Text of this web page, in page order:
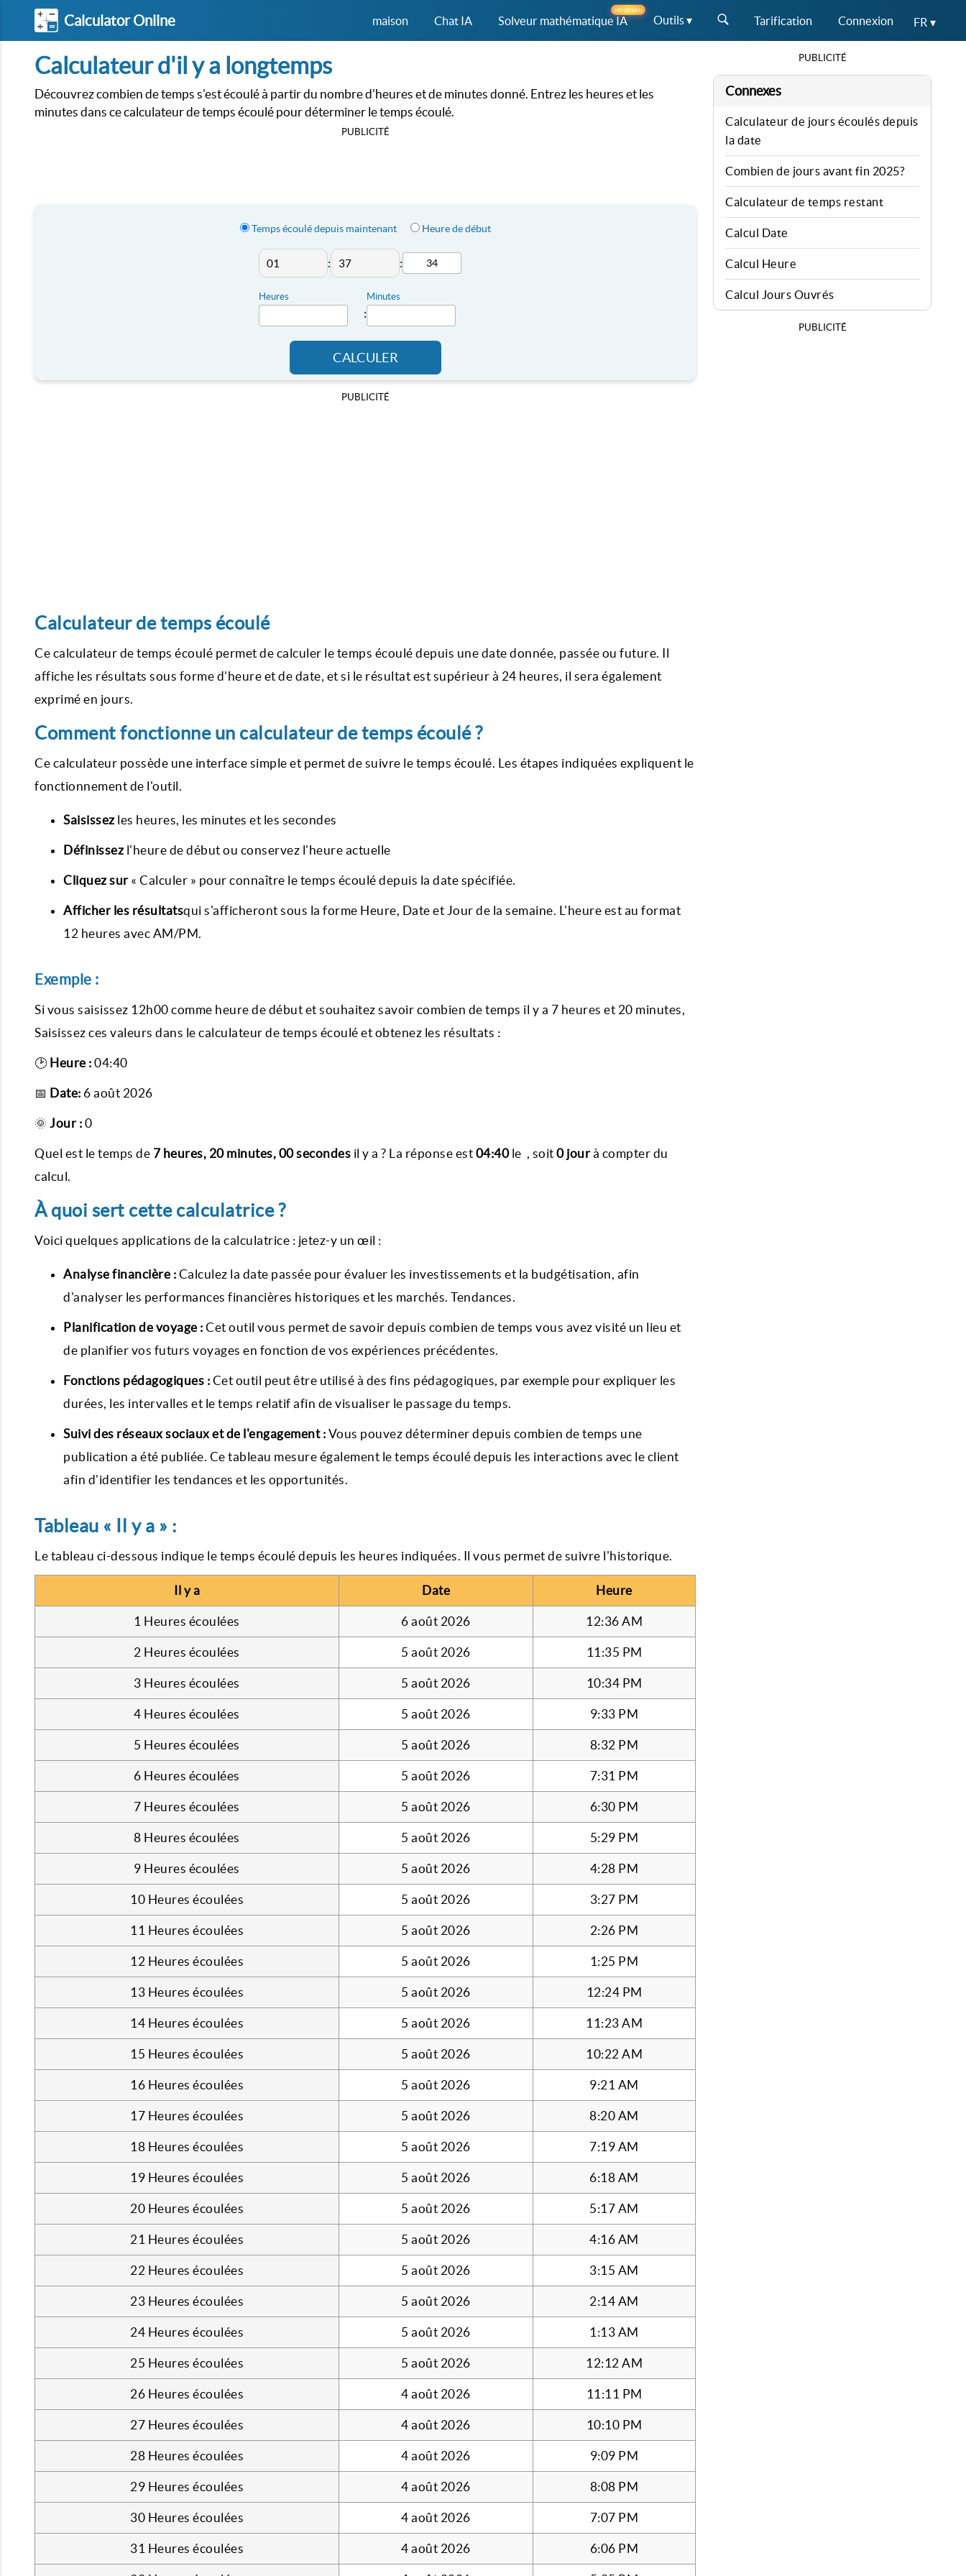
Calculator Online maison Chat IA Solveur mathématique IA
NOUVEAU
Outils ▾ Tarification Connexion FR ▾
Calculateur d'il y a longtemps
Découvrez combien de temps s'est écoulé à partir du nombre d'heures et de minutes donné. Entrez les heures et les
minutes dans ce calculateur de temps écoulé pour déterminer le temps écoulé.
PUBLICITÉ
Temps écoulé depuis maintenant Heure de début
: :
Heures
:
Minutes
CALCULER
PUBLICITÉ
Calculateur de temps écoulé
Ce calculateur de temps écoulé permet de calculer le temps écoulé depuis une date donnée, passée ou future. Il
affiche les résultats sous forme d'heure et de date, et si le résultat est supérieur à 24 heures, il sera également
exprimé en jours.
Comment fonctionne un calculateur de temps écoulé ?
Ce calculateur possède une interface simple et permet de suivre le temps écoulé. Les étapes indiquées expliquent le
fonctionnement de l'outil.
Saisissez les heures, les minutes et les secondes
Définissez l'heure de début ou conservez l'heure actuelle
Cliquez sur« Calculer » pour connaître le temps écoulé depuis la date spécifiée.
Afficher les résultatsqui s'afficheront sous la forme Heure, Date et Jour de la semaine. L'heure est au format
12 heures avec AM/PM.
Exemple :
Si vous saisissez 12h00 comme heure de début et souhaitez savoir combien de temps il y a 7 heures et 20 minutes,
Saisissez ces valeurs dans le calculateur de temps écoulé et obtenez les résultats :
🕑 Heure : 04:40
📅 Date: 6 août 2026
🌞 Jour : 0
Quel est le temps de 7 heures, 20 minutes, 00 secondes il y a ? La réponse est 04:40le , soit 0 jourà compter du
calcul.
À quoi sert cette calculatrice ?
Voici quelques applications de la calculatrice : jetez-y un œil :
Analyse financière : Calculez la date passée pour évaluer les investissements et la budgétisation, afin
d'analyser les performances financières historiques et les marchés. Tendances.
Planification de voyage : Cet outil vous permet de savoir depuis combien de temps vous avez visité un lieu et
de planifier vos futurs voyages en fonction de vos expériences précédentes.
Fonctions pédagogiques : Cet outil peut être utilisé à des fins pédagogiques, par exemple pour expliquer les
durées, les intervalles et le temps relatif afin de visualiser le passage du temps.
Suivi des réseaux sociaux et de l'engagement : Vous pouvez déterminer depuis combien de temps une
publication a été publiée. Ce tableau mesure également le temps écoulé depuis les interactions avec le client
afin d'identifier les tendances et les opportunités.
Tableau « Il y a » :
Le tableau ci-dessous indique le temps écoulé depuis les heures indiquées. Il vous permet de suivre l'historique.
Il y a Date Heure
1 Heures écoulées 6 août 2026 12:36 AM
2 Heures écoulées 5 août 2026 11:35 PM
3 Heures écoulées 5 août 2026 10:34 PM
4 Heures écoulées 5 août 2026 9:33 PM
5 Heures écoulées 5 août 2026 8:32 PM
6 Heures écoulées 5 août 2026 7:31 PM
7 Heures écoulées 5 août 2026 6:30 PM
8 Heures écoulées 5 août 2026 5:29 PM
9 Heures écoulées 5 août 2026 4:28 PM
10 Heures écoulées 5 août 2026 3:27 PM
11 Heures écoulées 5 août 2026 2:26 PM
12 Heures écoulées 5 août 2026 1:25 PM
13 Heures écoulées 5 août 2026 12:24 PM
14 Heures écoulées 5 août 2026 11:23 AM
15 Heures écoulées 5 août 2026 10:22 AM
16 Heures écoulées 5 août 2026 9:21 AM
17 Heures écoulées 5 août 2026 8:20 AM
18 Heures écoulées 5 août 2026 7:19 AM
19 Heures écoulées 5 août 2026 6:18 AM
20 Heures écoulées 5 août 2026 5:17 AM
21 Heures écoulées 5 août 2026 4:16 AM
22 Heures écoulées 5 août 2026 3:15 AM
23 Heures écoulées 5 août 2026 2:14 AM
24 Heures écoulées 5 août 2026 1:13 AM
25 Heures écoulées 5 août 2026 12:12 AM
26 Heures écoulées 4 août 2026 11:11 PM
27 Heures écoulées 4 août 2026 10:10 PM
28 Heures écoulées 4 août 2026 9:09 PM
29 Heures écoulées 4 août 2026 8:08 PM
30 Heures écoulées 4 août 2026 7:07 PM
31 Heures écoulées 4 août 2026 6:06 PM
PUBLICITÉ
Connexes
Calculateur de jours écoulés depuis
la date
Combien de jours avant fin 2025?
Calculateur de temps restant
Calcul Date
Calcul Heure
Calcul Jours Ouvrés
PUBLICITÉ